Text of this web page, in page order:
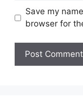
Save my
browser for